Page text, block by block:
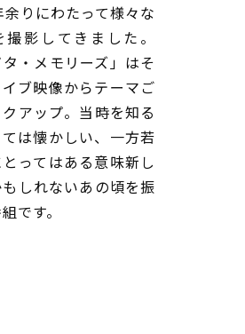
りにわたって様々な
撮影してきました。
タ・メモリーズ」はそ
ブ映像からテーマご
アップ。当時を知る
は懐かしい、一方若
ってはある意味新し
しれないあの頃を振
です。